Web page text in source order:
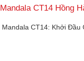
Mandala CT14 Hồng
Mandala CT14: Khởi Đầu